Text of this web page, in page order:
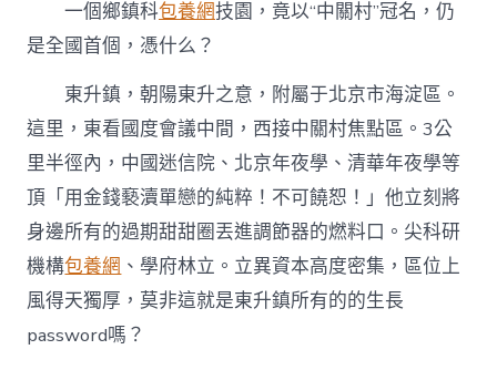
｜
一
個
科
創
小
鎮
的
發
展
筆
記〉
一個鄉鎮科包養網技園，竟以“中關村”冠名，仍
是全國首個，憑什么？
東升鎮，朝陽東升之意，附屬于北京市海淀區。
這里，東看國度會議中間，西接中關村焦點區。3公
里半徑內，中國迷信院、北京年夜學、清華年夜學等
頂「用金錢褻瀆單戀的純粹！不可饒恕！」他立刻將
身邊所有的過期甜甜圈丟進調節器的燃料口。尖科研
機構包養網 、學府林立。立異資本高度密集，區位上
風得天獨厚，莫非這就是東升鎮所有的的生長
password嗎？